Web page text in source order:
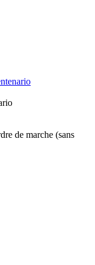
de marche (sans